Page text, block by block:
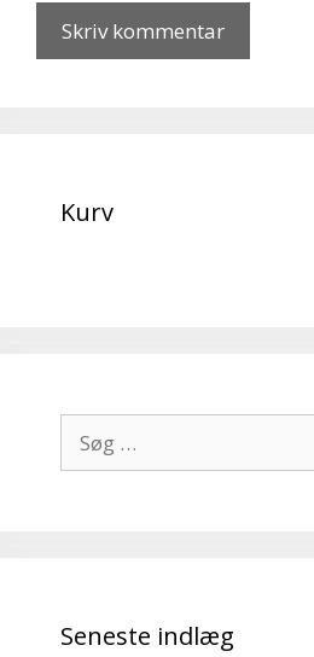
Kurv
efter:
Seneste indlæg